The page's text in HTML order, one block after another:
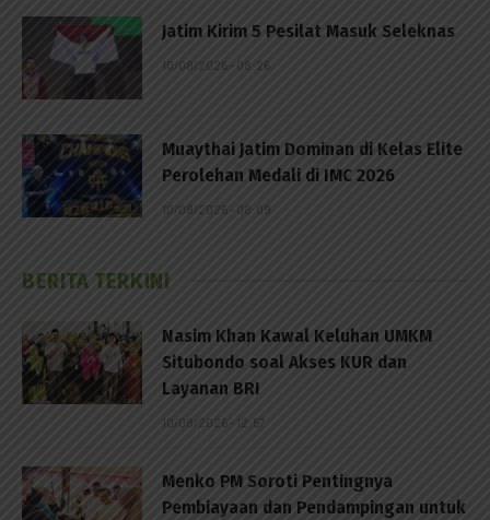
Jatim Kirim 5 Pesilat Masuk Seleknas
10/08/2026 - 08:26
Muaythai Jatim Dominan di Kelas Elite
Perolehan Medali di IMC 2026
10/08/2026 - 08:09
BERITA TERKINI
Nasim Khan Kawal Keluhan UMKM
Situbondo soal Akses KUR dan
Layanan BRI
10/08/2026 - 12:57
Menko PM Soroti Pentingnya
Pembiayaan dan Pendampingan untuk